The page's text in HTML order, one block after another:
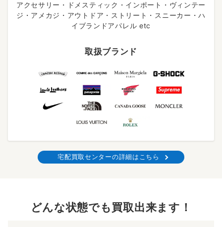
アクセサリー・ドメスティック・インポート・ヴィンテー
ジ・アメカジ・アウトドア・ストリート・スニーカー・ハ
イブランドアパレル etc
取扱ブランド
宅配買取センターの詳細はこちら
どんな状態でも買取出来ます！